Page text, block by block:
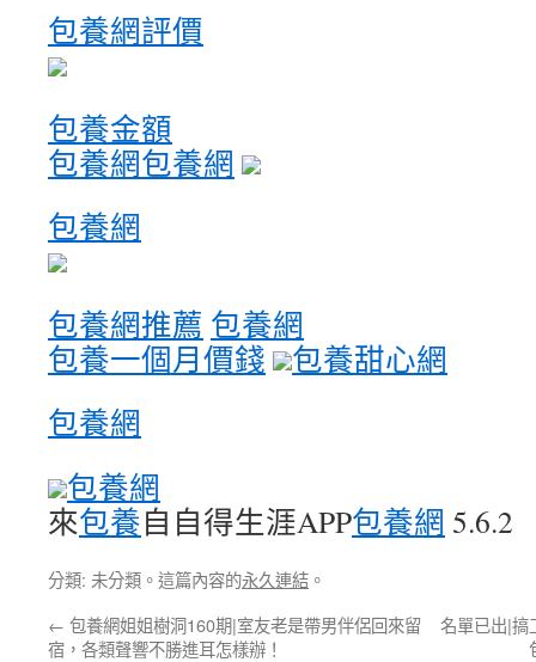
包養網評價
包養金額
包養網包養網
包養網
包養網推薦 包養網
包養一個月價錢
包養甜心網
包養網
包養網
來包養自自得生涯APP包養網 5.6.2
分類: 未分類。這篇內容的永久連結 。
← 包養網姐姐樹洞160期|室友老是帶男伴侶回來留
宿，各類聲響不勝進耳怎樣辦！
名單已出|搞